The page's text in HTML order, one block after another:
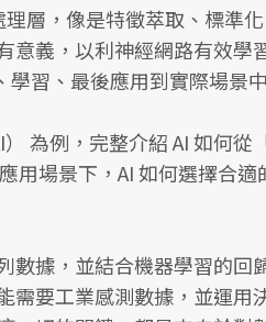
層，像是特徵萃取、標準
義，以利神經網路有效學
習、最後應用到實際場景
為例，完整介紹 AI 如何
場景下，AI 如何選擇合適
據，並結合機器學習的回
需要工業感測數據，並運用